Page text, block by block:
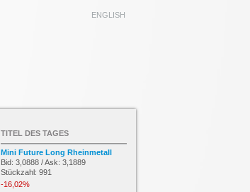
ENGLISH
TITEL DES TAGES
Mini Future Long Rheinmetall
Bid: 3,0888 / Ask: 3,1889
Stückzahl: 991
-16,02%